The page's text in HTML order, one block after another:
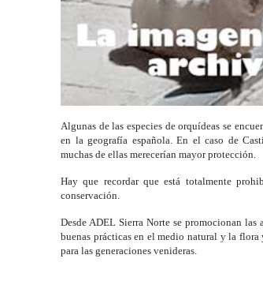
Algunas de las especies de orquídeas se
en la geografía española. En el caso de
muchas de ellas merecerían mayor protección.
Hay que recordar que está totalmente
conservación.
Desde ADEL Sierra Norte se promocionan
buenas prácticas en el medio natural y la
para las generaciones venideras.